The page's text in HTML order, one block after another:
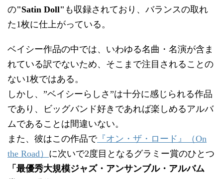
の"Satin Doll" も収録されており、バランスの取れ
た1枚に仕上がっている。
ベイシー作品の中では、いわゆる名曲・名演が含ま
れている訳でないため、そこまで注目されることの
ない1枚ではある。
しかし、”ベイシーらしさ”は十分に感じられる作品
であり、ビッグバンド好きであれば楽しめるアルバ
ムであることは間違いない。
また、彼はこの作品で『オン・ザ・ロード』（On
the Road） に次いで2度目となるグラミー賞のひとつ
「最優秀大規模ジャズ・アンサンブル・アルバム